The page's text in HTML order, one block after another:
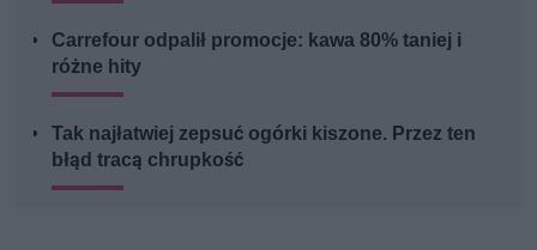
Carrefour odpalił promocje: kawa 80% taniej i
różne hity
Tak najłatwiej zepsuć ogórki kiszone. Przez ten
błąd tracą chrupkość